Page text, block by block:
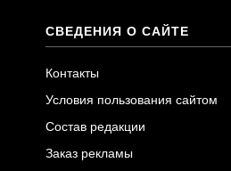
СВЕДЕНИЯ О САЙТЕ
Контакты
Условия пользования сайтом
Состав редакции
Заказ рекламы